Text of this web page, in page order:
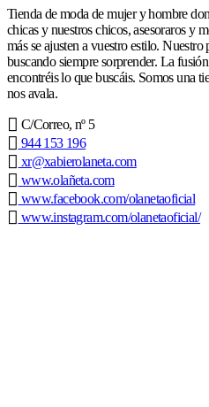
Tienda de moda de mujer y hombre
chicas y nuestros chicos, asesoraros y
más se ajusten a vuestro estilo.
buscando siempre sorprender. La
encontréis lo que buscáis. Somos una
nos avala.
C/Correo, nº 5
944 153 196
xr@xabierolaneta.com
www.olañeta.com
www.facebook.com/olanetaoficial
www.instagram.com/olanetaoficial/